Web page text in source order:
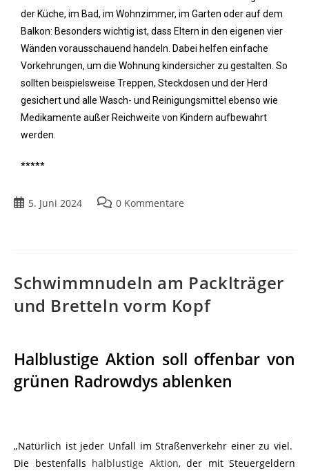
der Küche, im Bad, im Wohnzimmer, im Garten oder auf dem
Balkon: Besonders wichtig ist, dass Eltern in den eigenen vier
Wänden vorausschauend handeln. Dabei helfen einfache
Vorkehrungen, um die Wohnung kindersicher zu gestalten. So
sollten beispielsweise Treppen, Steckdosen und der Herd
gesichert und alle Wasch- und Reinigungsmittel ebenso wie
Medikamente außer Reichweite von Kindern aufbewahrt
werden.
*****
5. Juni 2024 0 Kommentare
Schwimmnudeln am Packlträger
und Bretteln vorm Kopf
Halblustige Aktion soll offenbar von
grünen Radrowdys ablenken
„Natürlich ist jeder Unfall im Straßenverkehr einer zu viel.
Die bestenfalls halblustige Aktion, der mit Steuergeldern